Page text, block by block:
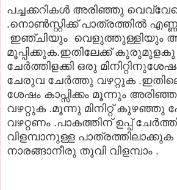
പച്ചക്കറികൾ അരിഞ്ഞു
.നൊണ്‍സ്റ്റിക്ക് പാത്രത്തിൽ എണ്ണ
ഇഞ്ചിയും വെളുത്തുള്ളിയും
മൂപ്പിക്കുക.ഇതിലേക്ക് കുരുമുളകു
ചേർത്തിളക്കി ഒരു
ചേരുവ ചേർത്തു വഴറ്റുക .ഇതിലെ
ശേഷം കാപ്സിക്കം മൂന്നും
വഴറ്റുക .മൂന്നു മിനിറ്റ് കുഴഞ്ഞു
വഴറ്റണം .പാകത്തിന് ഉപ്പ്
വിളമ്പാനുള്ള
നാരങ്ങാനീരു തൂവി വിളമ്പാം .